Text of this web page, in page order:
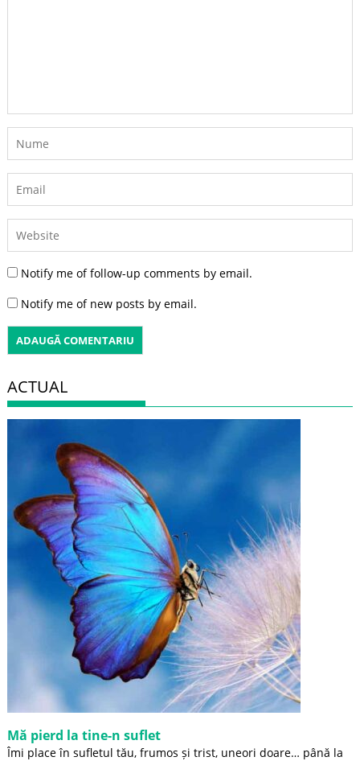
Notify me of follow-up comments by email.
Notify me of new posts by email.
ACTUAL
Mă pierd la tine-n suflet
Îmi place în sufletul tău, frumos și trist, uneori doare… până la